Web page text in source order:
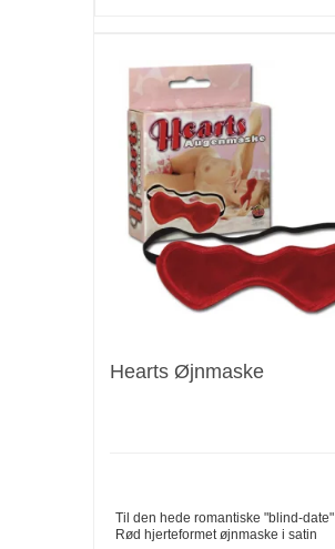
Hearts Øjnmaske
Til den hede romantiske "blind-date"
Rød hjerteformet øjnmaske i satin